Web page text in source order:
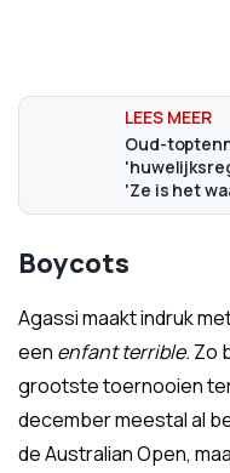
Oud-
'Ze is het
Boycots
Agassi maakt indruk
een enfant terrible. Zo
grootste toernooien
december meestal al
de Australian Open,